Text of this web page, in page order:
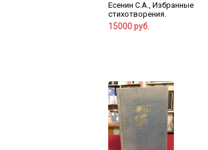
Есенин С.А., Избранные
стихотворения.
15000 руб.